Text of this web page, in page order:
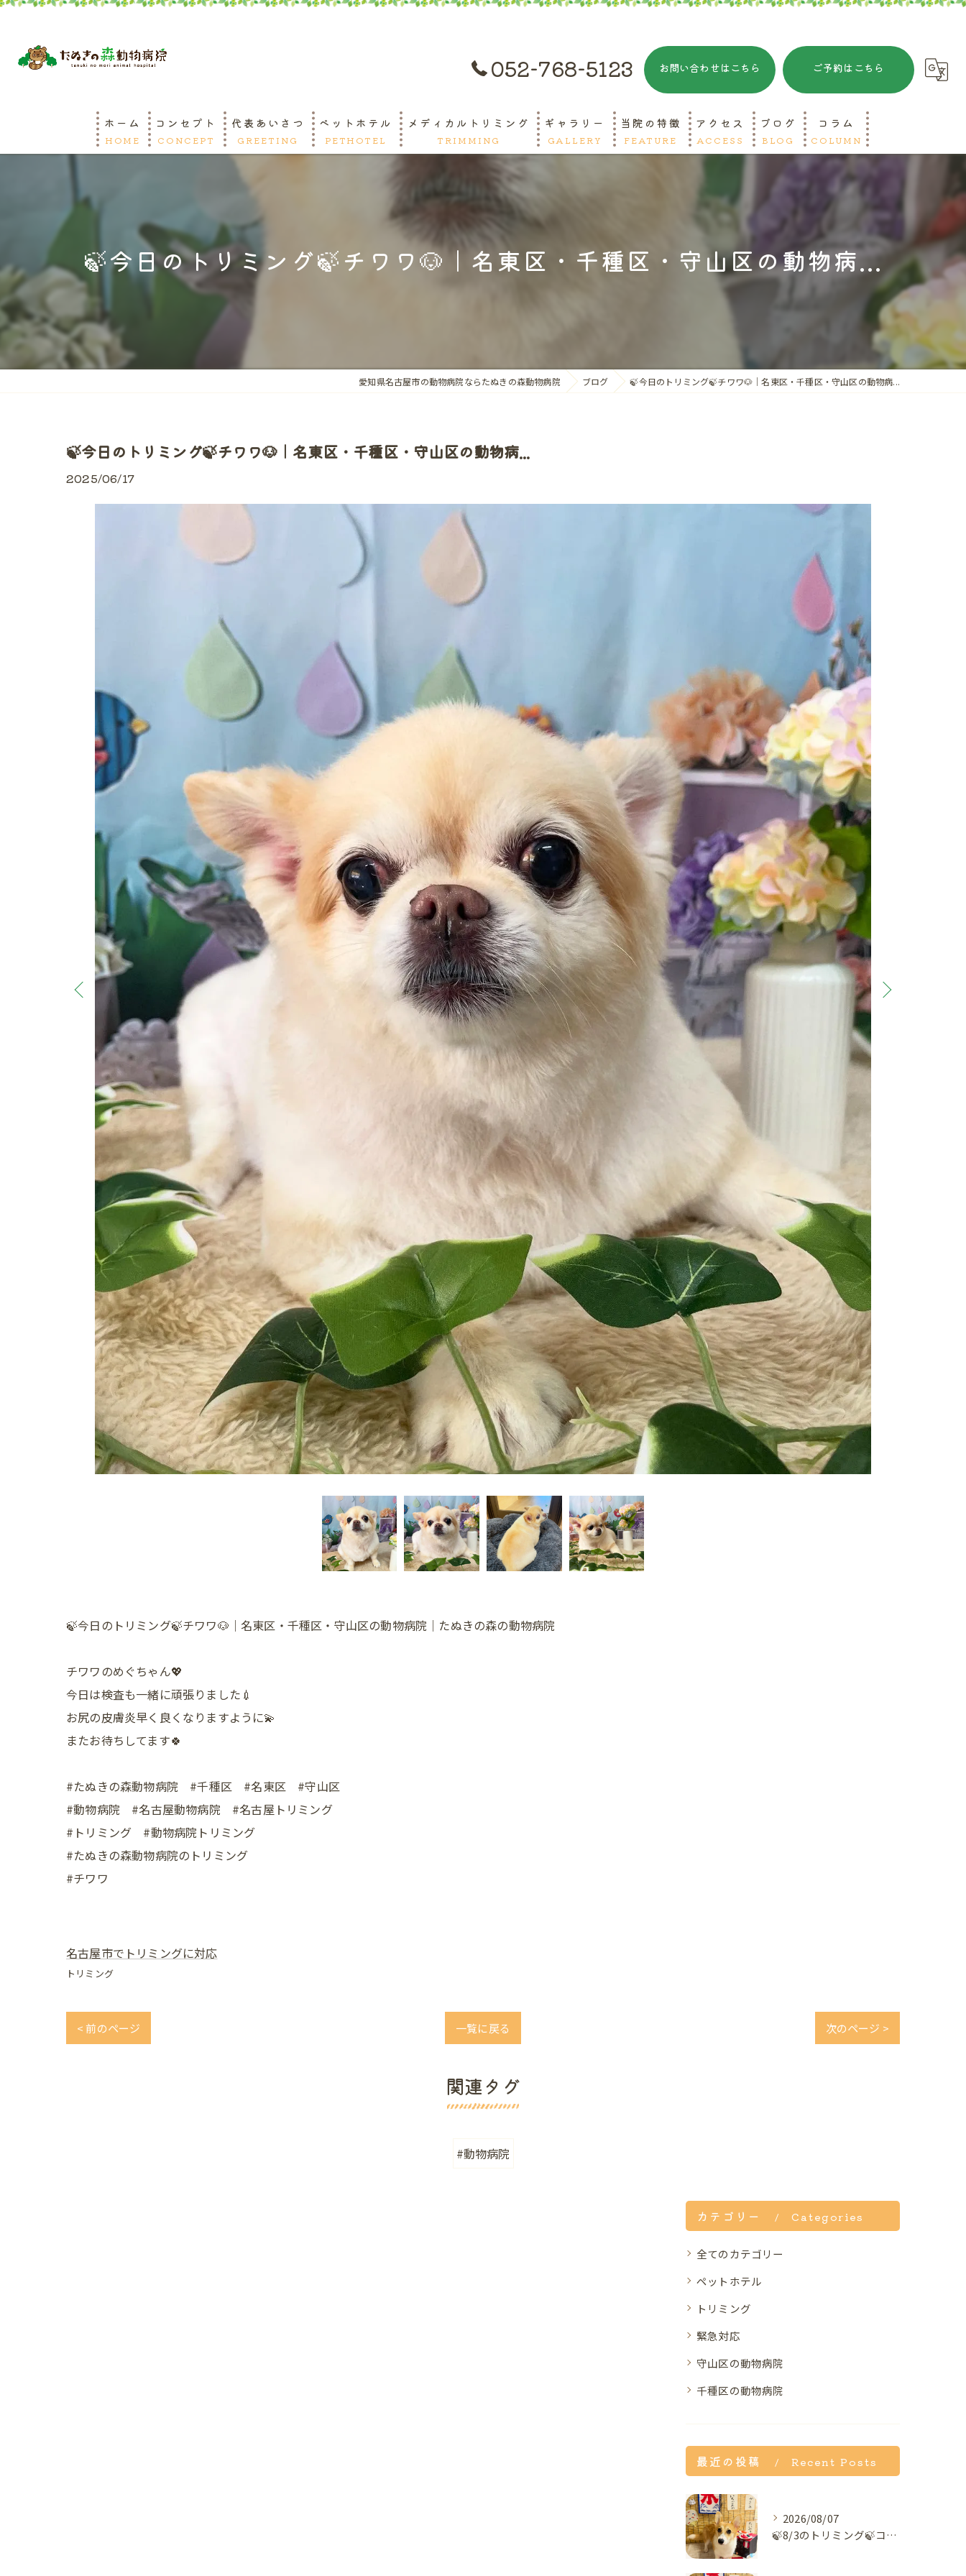
052-768-5123 お問い合わせはこちら ご予約はこちら
ホーム
HOME
コンセプト
CONCEPT
代表あいさつ
GREETING
ペットホテル
PETHOTEL
メディカルトリミング
TRIMMING
ギャラリー
GALLERY
当院の特徴
FEATURE
緊急対応
アクセス
ACCESS
ブログ
BLOG
コラム
COLUMN
🍃今日のトリミング🍃チワワ🐶｜名東区・千種区・守山区の動物病...
愛知県名古屋市の動物病院ならたぬきの森動物病院 ブログ 🍃今日のトリミング🍃チワワ🐶｜名東区・千種区・守山区の動物病...
🍃今日のトリミング🍃チワワ🐶｜名東区・千種区・守山区の動物病...
2025/06/17
🍃今日のトリミング🍃チワワ🐶｜名東区・千種区・守山区の動物病院｜たぬきの森の動物病院
チワワのめぐちゃん💖
今日は検査も一緒に頑張りました💉
お尻の皮膚炎早く良くなりますように💫
またお待ちしてます🍀
#たぬきの森動物病院 #千種区 #名東区 #守山区
#動物病院 #名古屋動物病院 #名古屋トリミング
#トリミング #動物病院トリミング
#たぬきの森動物病院のトリミング
#チワワ
名古屋市でトリミングに対応
トリミング
< 前のページ 一覧に戻る 次のページ >
関連タグ
#動物病院
カテゴリー Categories
全てのカテゴリー
ペットホテル
トリミング
緊急対応
守山区の動物病院
千種区の動物病院
最近の投稿 Recent Posts
2026/08/07
🍃8/3のトリミング🍃コーギー🐶｜名東区・千種区・守山区の動...